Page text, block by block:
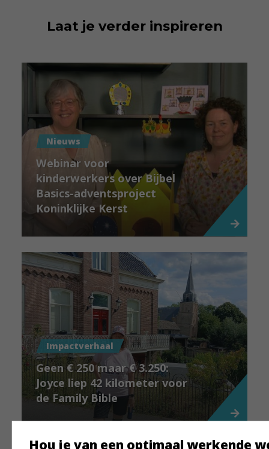
Laat je verder inspireren
Nieuws
Webinar voor
kinderwerkers over Bijbel
Basics-adventsproject
Koninklijke Kerst
Impactverhaal
Geen € 250 maar € 3.250:
Joyce liep 42 kilometer voor
de Family Bible
Hou je van een optimaal werkende